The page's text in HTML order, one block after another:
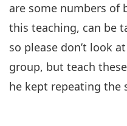
7
33:58
Между Учителя и учениците
are some numbers of
this teaching, can be
so please don’t look
group, but teach
he kept repeating the